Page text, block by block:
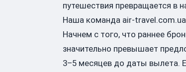
путешествия превращается в
Наша команда air-travel.com.ua
Начнем с того, что раннее
значительно превышает
3–5 месяцев до даты вылета.